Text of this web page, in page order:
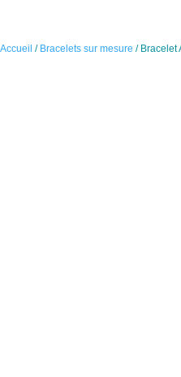
Accueil / Bracelets sur mesure / Bracelet